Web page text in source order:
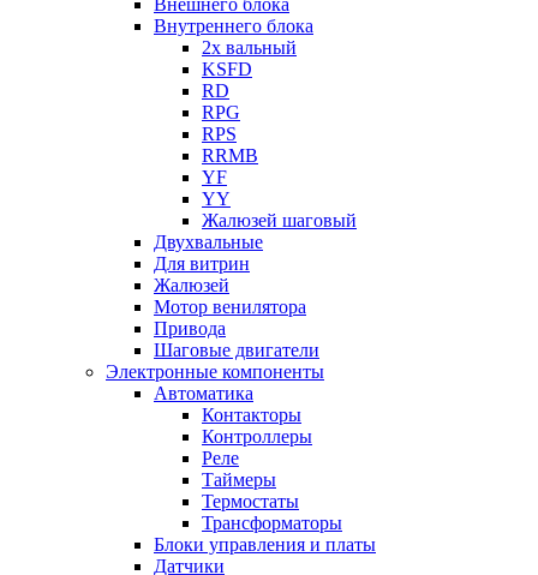
Внешнего блока
Внутреннего блока
2х вальный
KSFD
RD
RPG
RPS
RRMB
YF
YY
Жалюзей шаговый
Двухвальные
Для витрин
Жалюзей
Мотор венилятора
Привода
Шаговые двигатели
Электронные компоненты
Автоматика
Контакторы
Контроллеры
Реле
Таймеры
Термостаты
Трансформаторы
Блоки управления и платы
Датчики